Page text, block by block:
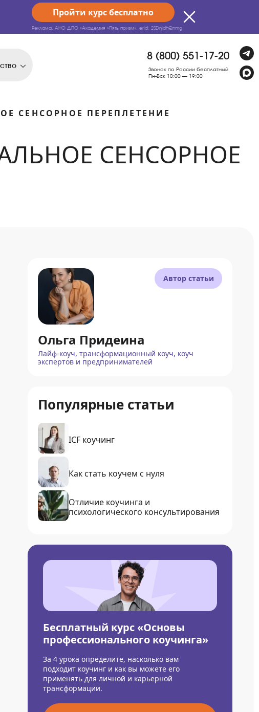
Пройти курс бесплатно
Реклама. АНО ДПО «Академия «Пять призм». erid: 2SDnjdhQnmg
8 (800) 551-17-20
Звонок по России бесплатный
Пн-Вск 10:00 — 19:00
СЕНСОРНОЕ ПЕРЕПЛЕТЕНИЕ
СЕНСОРНОЕ
Автор статьи
Ольга Придеина
Лайф-коуч, трансформационный коуч, коуч
экспертов и предпринимателей
Популярные статьи
ICF коучинг
Как стать коучем с нуля
Отличие коучинга и
психологического консультирования
Бесплатный курс «Основы
профессионального коучинга»
За 4 урока определите, насколько вам
подходит коучинг и как вы можете его
применять для личной и карьерной
трансформации.